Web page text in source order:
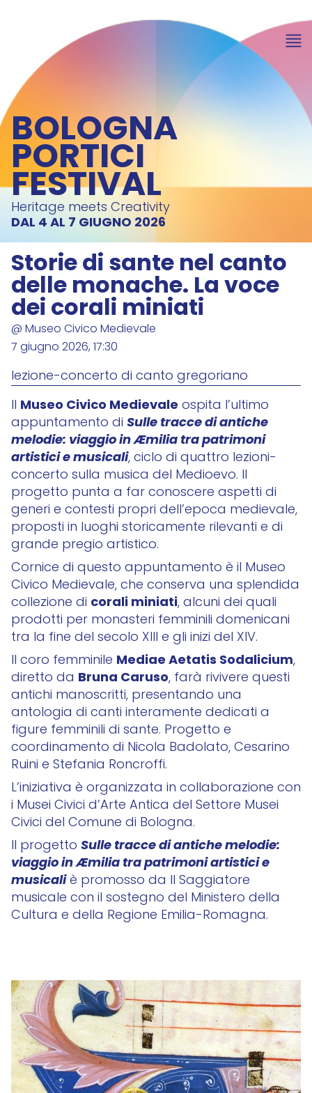
BOLOGNA
PORTICI
FESTIVAL
Heritage meets Creativity
DAL 4 AL 7 GIUGNO 2026
Storie di sante nel canto
delle monache. La voce
dei corali miniati
@ Museo Civico Medievale
7 giugno 2026, 17:30
lezione-concerto di canto gregoriano
Il Museo Civico Medievale ospita l’ultimo
appuntamento di Sulle tracce di antiche
melodie: viaggio in Æmilia tra patrimoni
artistici e musicali, ciclo di quattro lezioni-
concerto sulla musica del Medioevo. Il
progetto punta a far conoscere aspetti di
generi e contesti propri dell’epoca medievale,
proposti in luoghi storicamente rilevanti e di
grande pregio artistico.
Cornice di questo appuntamento è il Museo
Civico Medievale, che conserva una splendida
collezione di corali miniati, alcuni dei quali
prodotti per monasteri femminili domenicani
tra la fine del secolo XIII e gli inizi del XIV.
Il coro femminile Mediae Aetatis Sodalicium,
diretto da Bruna Caruso, farà rivivere questi
antichi manoscritti, presentando una
antologia di canti interamente dedicati a
figure femminili di sante. Progetto e
coordinamento di Nicola Badolato, Cesarino
Ruini e Stefania Roncroffi.
L’iniziativa è organizzata in collaborazione con
i Musei Civici d’Arte Antica del Settore Musei
Civici del Comune di Bologna.
Il progetto Sulle tracce di antiche melodie:
viaggio in Æmilia tra patrimoni artistici e
musicaliè promosso da Il Saggiatore
musicale con il sostegno del Ministero della
Cultura e della Regione Emilia-Romagna.